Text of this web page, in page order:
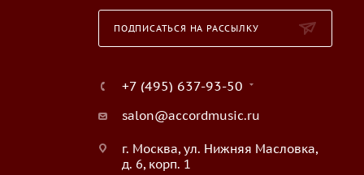
ПОДПИСАТЬСЯ НА РАССЫЛКУ
+7 (495) 637-93-50
salon@accordmusic.ru
г. Москва, ул. Нижняя Масловка,
д. 6, корп. 1